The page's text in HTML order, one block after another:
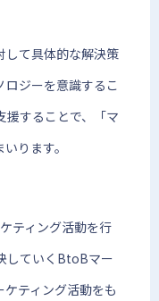
して具体的な解決策
ロジーを意識するこ
援することで、「マ
ります。
ティング活動を行
していくBtoBマー
ティング活動をも